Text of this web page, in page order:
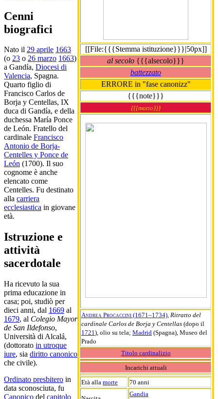
[[File:{{{Stemma istituzione}}}|50px]]
al secolo {{{alsecolo}}}
battezzato
ERRORE in "fase canonizz"
{{{note}}}
{{{motto}}}
Andrea Procaccini (1671–1734) Ritratto del
cardinale Carlos de Borja y Centellas (dopo il
1721 ), olio su tela; Madrid (Spagna), Museo del
Prado
Titolo cardinalizio
Incarichi attuali
Età alla morte 70 anni
Gandia
Cenni
biografici
Nato il 29 aprile 1663
(o 23 o 26 marzo 1663)
a Gandía, Diocesi di
Valencia, Spagna.
Quarto figlio di
Francisco Carlos de
Borja y Centellas, IX
duca di Gandía, e della
duchessa María Ponce
de León. Fratello del
cardinale Francisco
Antonio de Borja-
Centelles y Ponce de
León (1700). Il suo
cognome è anche
elencato come
Centelles. Fu destinato
alla carriera
ecclesiastica in giovane
età.
Istruzione e
attività
sacerdotale
Ha ricevuto la sua
prima educazione in
casa; poi, studiò per
dieci anni, dal 1669 al
1679, al Colegio Mayor
de San Ildefonso,
Università di Alcalá,
(dottorato in utroque
iure, sia diritto canonico
che civile).
Ordinato presbitero in
data sconosciuta, fu
Canonico del capitolo